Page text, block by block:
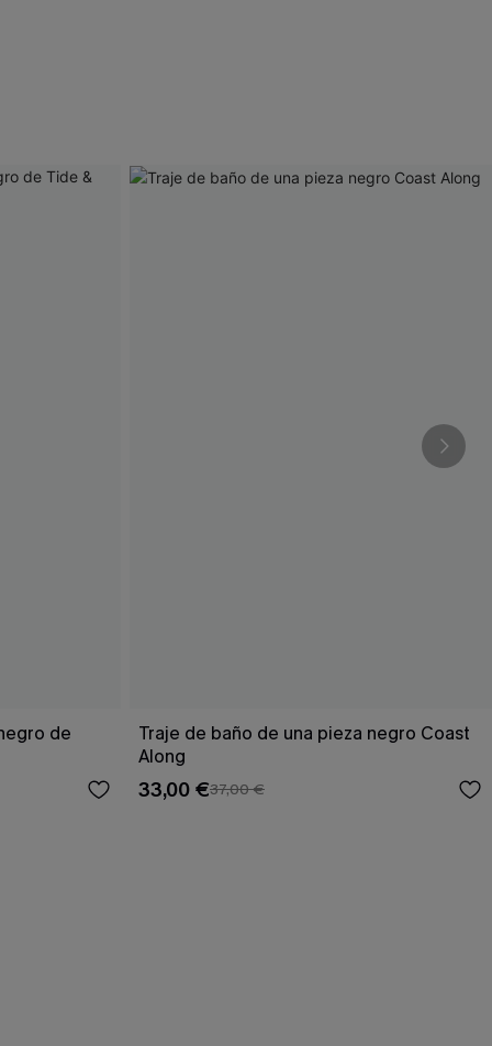
de
Traje de baño de una pieza negro Coast
Along
33,00 €37,00 €